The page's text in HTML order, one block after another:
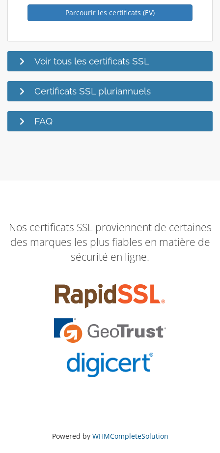
Parcourir les certificats (EV)
Voir tous les certificats SSL
Certificats SSL pluriannuels
FAQ
Nos certificats SSL proviennent de certaines
des marques les plus fiables en matière de
sécurité en ligne.
Powered by WHMCompleteSolution